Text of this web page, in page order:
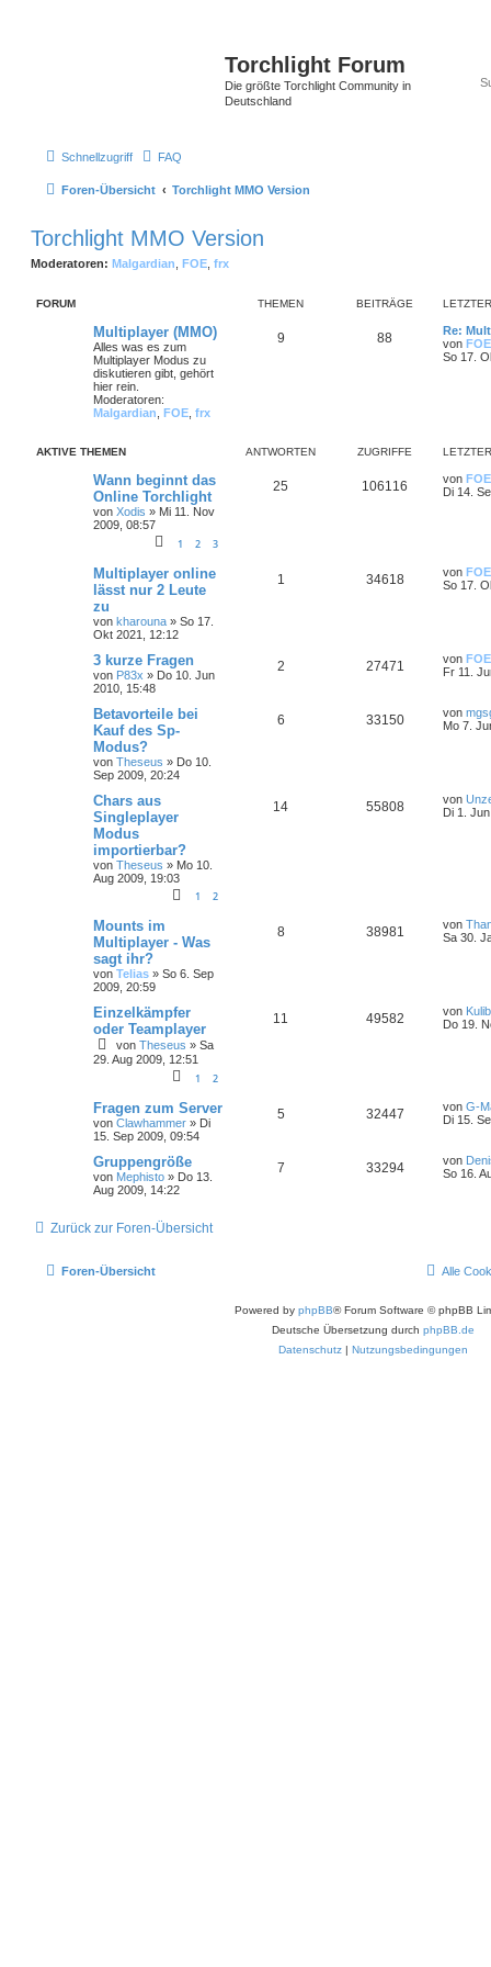
Torchlight Forum
Die größte Torchlight Community in
Deutschland
Schnellzugriff FAQ
Foren-Übersicht Torchlight MMO Version
Torchlight MMO Version
Moderatoren: Malgardian FOE frx
FORUM THEMEN BEITRÄGE
Multiplayer (MMO)
Alles was es zum
Multiplayer Modus zu
diskutieren gibt, gehört
hier rein.
Moderatoren:
Malgardian FOE frx
9 88
Re:
von FOE
So 17.
AKTIVE THEMEN ANTWORTEN ZUGRIFFE
Wann beginnt das
Online Torchlight
von Xodis » Mi 11. Nov
2009, 08:57
1 2 3
25 106116 von FOE
Di 14.
Multiplayer online
lässt nur 2 Leute
zu
von kharouna » So 17.
Okt 2021, 12:12
1 34618 von FOE
So 17.
3 kurze Fragen
von P83x » Do 10. Jun
2010, 15:48
2 27471 von FOE
Fr 11.
Betavorteile bei
Kauf des Sp-
Modus?
von Theseus » Do 10.
Sep 2009, 20:24
6 33150 von
Mo 7.
Chars aus
Singleplayer
Modus
importierbar?
von Theseus » Mo 10.
Aug 2009, 19:03
1 2
14 55808 von
Di 1.
Mounts im
Multiplayer - Was
sagt ihr?
von Telias » So 6. Sep
2009, 20:59
8 38981 von
Sa 30.
Einzelkämpfer
oder Teamplayer
von Theseus » Sa
29. Aug 2009, 12:51
1 2
11 49582 von
Do 19.
Fragen zum Server
von Clawhammer » Di
15. Sep 2009, 09:54
5 32447 von G-
Di 15.
Gruppengröße
von Mephisto » Do 13.
Aug 2009, 14:22
7 33294 von
So 16.
Zurück zur Foren-Übersicht
Foren-Übersicht Alle
Powered by phpBB® Forum Software © phpBB
Deutsche Übersetzung durch phpBB.de
Datenschutz | Nutzungsbedingungen